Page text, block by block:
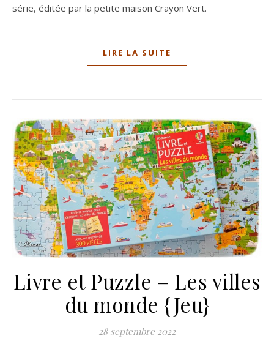
série, éditée par la petite maison Crayon Vert.
LIRE LA SUITE
Livre et Puzzle – Les villes
du monde {Jeu}
28 septembre 2022